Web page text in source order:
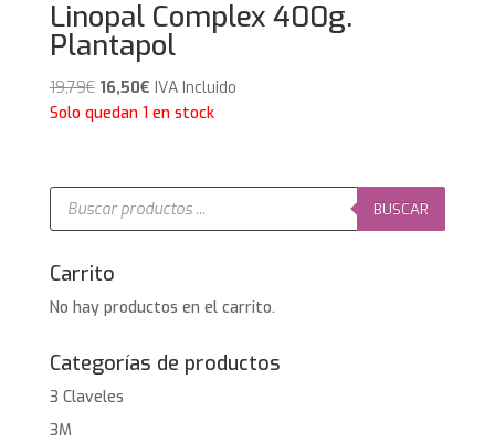
Linopal Complex 400g.
Plantapol
19,79€ El
precio
19,79€.
16,50€El
precio
16,50€.
IVA Incluido
Solo quedan 1 en stock
Búsqueda
productos
BUSCAR
Carrito
No hay productos en el carrito.
Categorías de productos
3 Claveles
3M